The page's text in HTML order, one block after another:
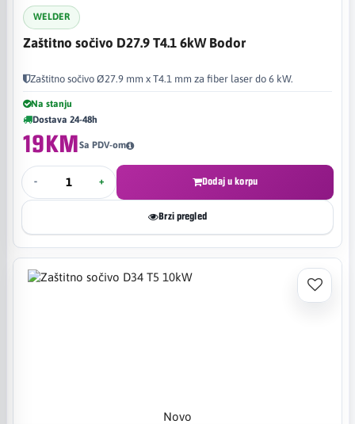
WELDER
Zaštitno sočivo D27.9 T4.1 6kW Bodor
Zaštitno sočivo Ø27.9 mm x T4.1 mm za fiber laser do 6 kW.
Na stanju
Dostava 24-48h
19KMSa PDV-om
- + Dodaj u korpu
Brzi pregled
Novo